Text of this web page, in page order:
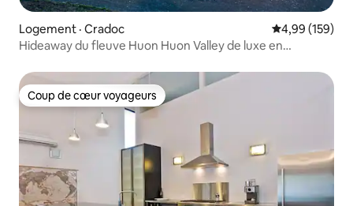
Logement · Cradoc Note
4,99 (159)
Hideaway du fleuve Huon Huon Valley de luxe en
Coup de cœur voyageurs
Coup de cœur voyageurs